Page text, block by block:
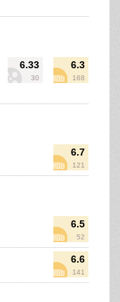
6.33
30
6.3
168
6.7
121
6.5
52
6.6
141